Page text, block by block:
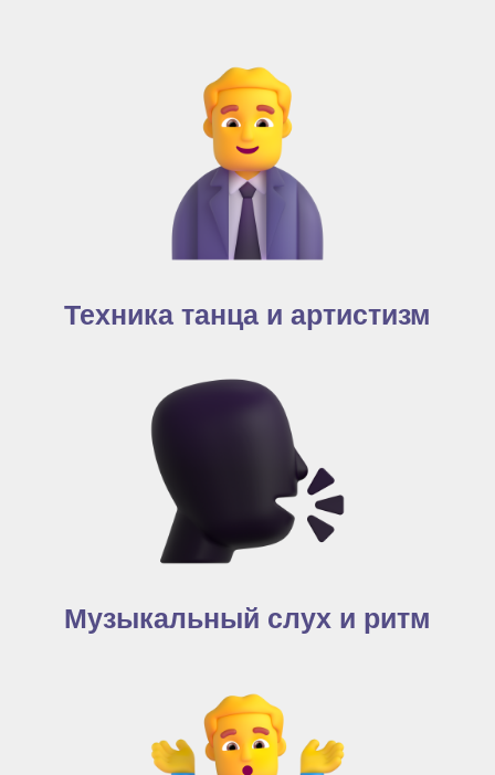
Техника танца и артистизм
Музыкальный слух и ритм